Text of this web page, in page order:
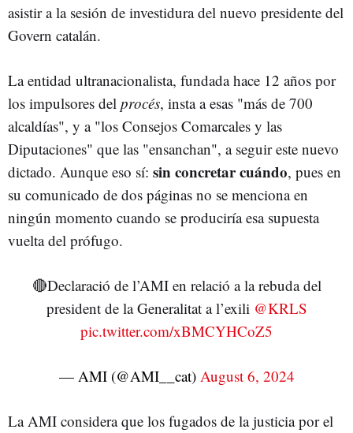
asistir a la sesión de investidura del nuevo presidente del
Govern catalán.
La entidad ultranacionalista, fundada hace 12 años por
los impulsores del procés, insta a esas "más de 700
alcaldías", y a "los Consejos Comarcales y las
Diputaciones" que las "ensanchan", a seguir este nuevo
dictado. Aunque eso sí: sin concretar cuándo, pues en
su comunicado de dos páginas no se menciona en
ningún momento cuando se produciría esa supuesta
vuelta del prófugo.
🔴Declaració de l’AMI en relació a la rebuda del
president de la Generalitat a l’exili @KRLS
pic.twitter.com/xBMCYHCoZ5
— AMI (@AMI__cat) August 6, 2024
La AMI considera que los fugados de la justicia por el